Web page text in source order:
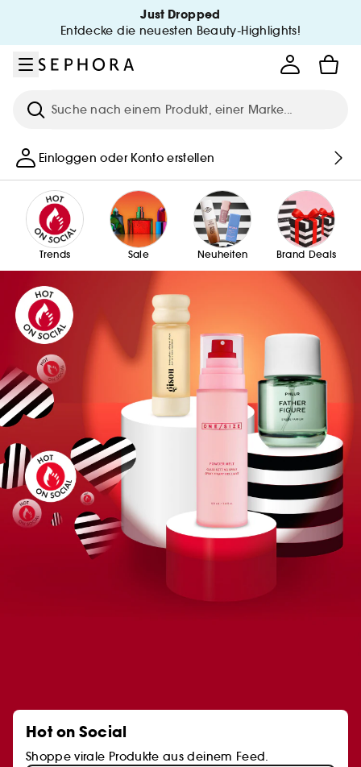
Just Dropped
Entdecke die neuesten Beauty-Highlights!
Suche
Einloggen oder Konto erstellen
Trends Sale Neuheiten Brand Deals
Hot on Social
Shoppe virale Produkte aus deinem Feed.